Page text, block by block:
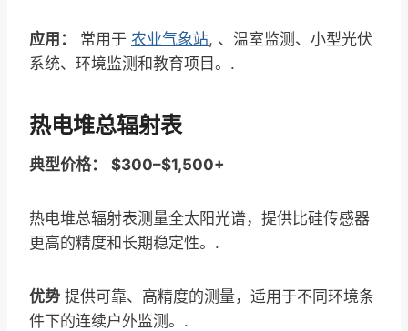
应用： 常用于 农业气象站, 、温室监测、小型光伏
系统、环境监测和教育项目。.
热电堆总辐射表
典型价格： $300–$1,500+
热电堆总辐射表测量全太阳光谱，提供比硅传感器
更高的精度和长期稳定性。.
优势 提供可靠、高精度的测量，适用于不同环境条
件下的连续户外监测。.